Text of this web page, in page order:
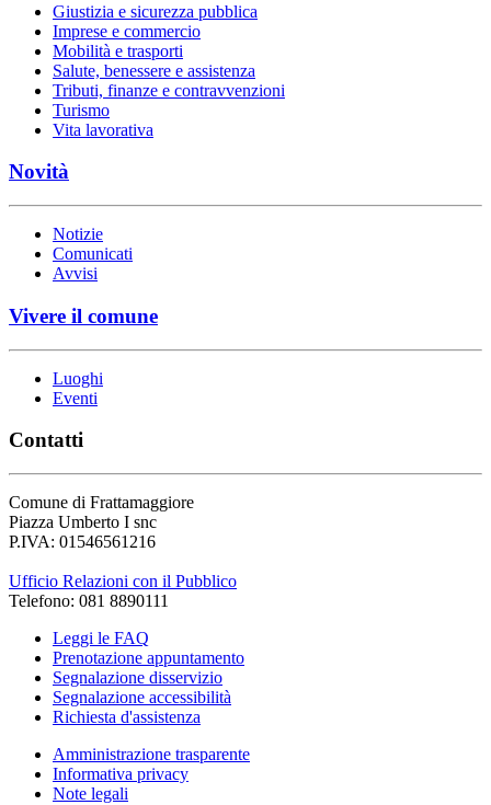
Giustizia e sicurezza pubblica
Imprese e commercio
Mobilità e trasporti
Salute, benessere e assistenza
Tributi, finanze e contravvenzioni
Turismo
Vita lavorativa
Novità
Notizie
Comunicati
Avvisi
Vivere il comune
Luoghi
Eventi
Contatti
Comune di Frattamaggiore
Piazza Umberto I snc
P.IVA: 01546561216
Ufficio Relazioni con il Pubblico
Telefono: 081 8890111
Leggi le FAQ
Prenotazione appuntamento
Segnalazione disservizio
Segnalazione accessibilità
Richiesta d'assistenza
Amministrazione trasparente
Informativa privacy
Note legali